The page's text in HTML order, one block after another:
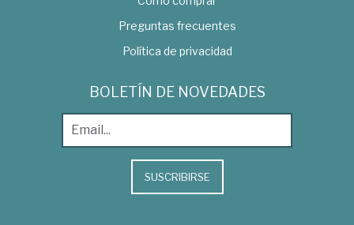
Preguntas frecuentes
Política de privacidad
BOLETÍN DE NOVEDADES
SUSCRIBIRSE